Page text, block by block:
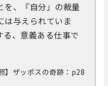
を、『自分」の裁量
は与えられていま
、意義ある仕事で
照】ザッポスの奇跡：p28